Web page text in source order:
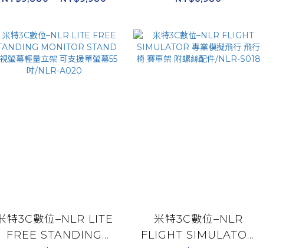
可收納輕量折疊/NLR-
S031
專用/NLR-E034
特3C數位–NLR LITE
FREE STANDING
米特3C數位–NLR
FLIGHT SIMULATOR